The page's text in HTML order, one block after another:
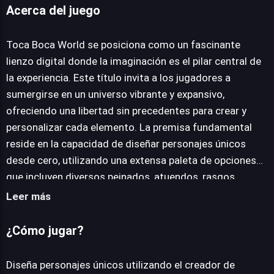
JUEGALO AHORA
Acerca del juego
Toca Boca World se posiciona como un fascinante
lienzo digital donde la imaginación es el pilar central de
la experiencia. Este título invita a los jugadores a
sumergirse en un universo vibrante y expansivo,
ofreciendo una libertad sin precedentes para crear y
personalizar cada elemento. La premisa fundamental
reside en la capacidad de diseñar personajes únicos
desde cero, utilizando una extensa paleta de opciones
que incluyen diversos peinados, atuendos, rasgos
faciales y accesorios, permitiendo que cada creación
de la personalización de avatares, el juego extiende su
hogares. Los usuarios pueden edificar casas
Leer más
¿Cómo jugar?
Diseña personajes únicos utilizando el creador de